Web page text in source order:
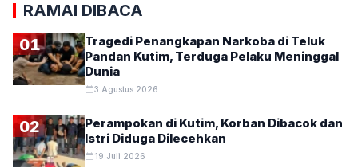
RAMAI DIBACA
01
Tragedi Penangkapan Narkoba di Teluk
Pandan Kutim, Terduga Pelaku Meninggal
Dunia
3 Agustus 2026
02
Perampokan di Kutim, Korban Dibacok dan
Istri Diduga Dilecehkan
19 Juli 2026